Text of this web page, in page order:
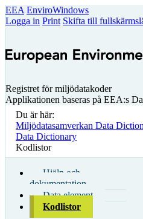
EEA EnviroWindows
Logga in Print Skifta till
Registret för miljödatakoder
Applikationen baseras på EEA:s
Du är här:
Miljödatasamverkan Data
Data Dictionary
Kodlistor
Hjälp och
dokumentation
Data element
Kodlistor